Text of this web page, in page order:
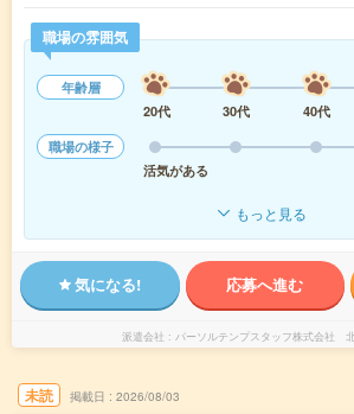
職場の雰囲気
年齢層
20代
30代 40代
職場の様子
活気がある
もっと見る
気になる! 応募へ進む
派遣会社 パーソルテンプスタッフ株式会社
未読 掲載日 2026/08/03